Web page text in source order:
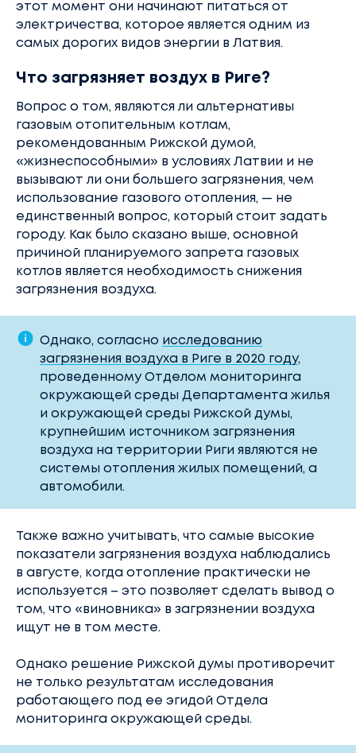
этот момент они начинают питаться от
электричества, которое является одним из
самых дорогих видов энергии в Латвия.
Что загрязняет воздух в Риге?
Вопрос о том, являются ли альтернативы
газовым отопительным котлам,
рекомендованным Рижской думой,
«жизнеспособными» в условиях Латвии и не
вызывают ли они большего загрязнения, чем
использование газового отопления, — не
единственный вопрос, который стоит задать
городу. Как было сказано выше, основной
причиной планируемого запрета газовых
котлов является необходимость снижения
загрязнения воздуха.
Однако, согласно исследованию
загрязнения воздуха в Риге в 2020 году,
проведенному Отделом мониторинга
окружающей среды Департамента жилья
и окружающей среды Рижской думы,
крупнейшим источником загрязнения
воздуха на территории Риги являются не
системы отопления жилых помещений, а
автомобили.
Также важно учитывать, что самые высокие
показатели загрязнения воздуха наблюдались
в августе, когда отопление практически не
используется – это позволяет сделать вывод о
том, что «виновника» в загрязнении воздуха
ищут не в том месте.
Однако решение Рижской думы противоречит
не только результатам исследования
работающего под ее эгидой Отдела
мониторинга окружающей среды.